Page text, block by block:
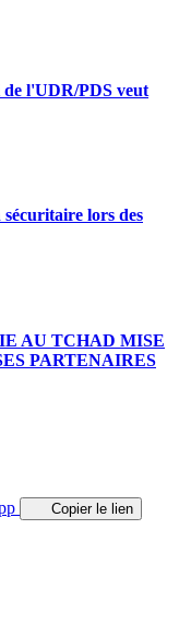
l'UDR/PDS veut
lors des
AU TCHAD MISE
PARTENAIRES
Copier le lien